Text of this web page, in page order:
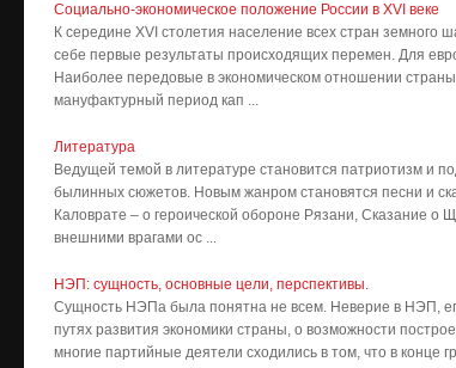
Социально-экономическое положение России в XVI веке
К середине XVI столетия население всех стран земного
себе первые результаты происходящих перемен. Для
Наиболее передовые в экономическом отношении
мануфактурный период кап ...
Литература
Ведущей темой в литературе становится патриотизм и
былинных сюжетов. Новым жанром становятся песни и
Каловрате – о героической обороне Рязани, Сказание о
внешними врагами ос ...
НЭП: сущность, основные цели, перспективы.
Сущность НЭПа была понятна не всем. Неверие в НЭП,
путях развития экономики страны, о возможности
многие партийные деятели сходились в том, что в конце